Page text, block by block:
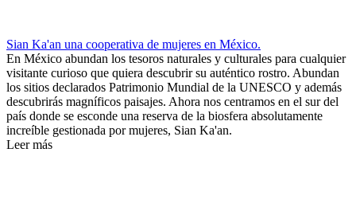
Sian Ka'an una cooperativa de mujeres en México.
En México abundan los tesoros naturales y culturales para cualquier
visitante curioso que quiera descubrir su auténtico rostro. Abundan
los sitios declarados Patrimonio Mundial de la UNESCO y además
descubrirás magníficos paisajes. Ahora nos centramos en el sur del
país donde se esconde una reserva de la biosfera absolutamente
increíble gestionada por mujeres, Sian Ka'an.
Leer más